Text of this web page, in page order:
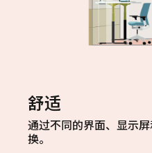
舒适
通过不同的界面、显示
换。